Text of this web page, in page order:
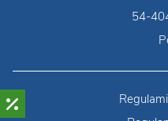
54-